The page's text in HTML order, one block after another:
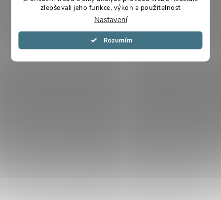
zlepšovali jeho funkce, výkon a použitelnost
Nastavení
Souhlasím